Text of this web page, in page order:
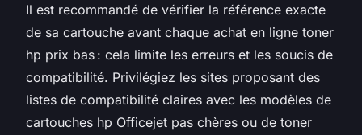
Il est recommandé de vérifier la référence exacte
de sa cartouche avant chaque achat en ligne toner
hp prix bas : cela limite les erreurs et les soucis de
compatibilité. Privilégiez les sites proposant des
listes de compatibilité claires avec les modèles de
cartouches hp Officejet pas chères ou de toner